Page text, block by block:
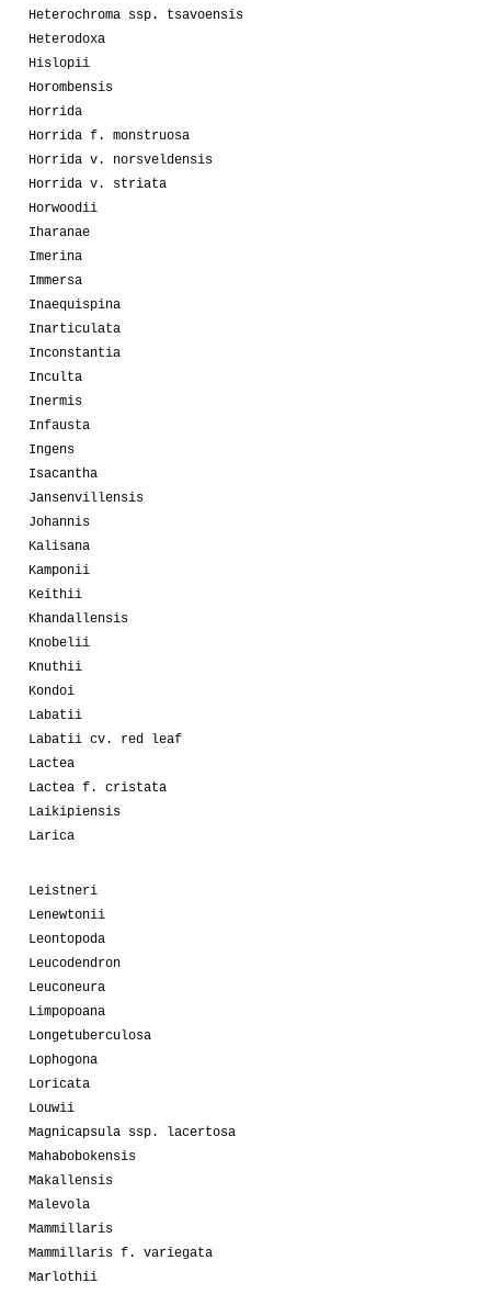
Heterochroma ssp. tsavoensis
Heterodoxa
Hislopii
Horombensis
Horrida
Horrida f. monstruosa
Horrida v. norsveldensis
Horrida v. striata
Horwoodii
Iharanae
Imerina
Immersa
Inaequispina
Inarticulata
Inconstantia
Inculta
Inermis
Infausta
Ingens
Isacantha
Jansenvillensis
Johannis
Kalisana
Kamponii
Keithii
Khandallensis
Knobelii
Knuthii
Kondoi
Labatii
Labatii cv. red leaf
Lactea
Lactea f. cristata
Laikipiensis
Larica
Leistneri
Lenewtonii
Leontopoda
Leucodendron
Leuconeura
Limpopoana
Longetuberculosa
Lophogona
Loricata
Louwii
Magnicapsula ssp. lacertosa
Mahabobokensis
Makallensis
Malevola
Mammillaris
Mammillaris f. variegata
Marlothii